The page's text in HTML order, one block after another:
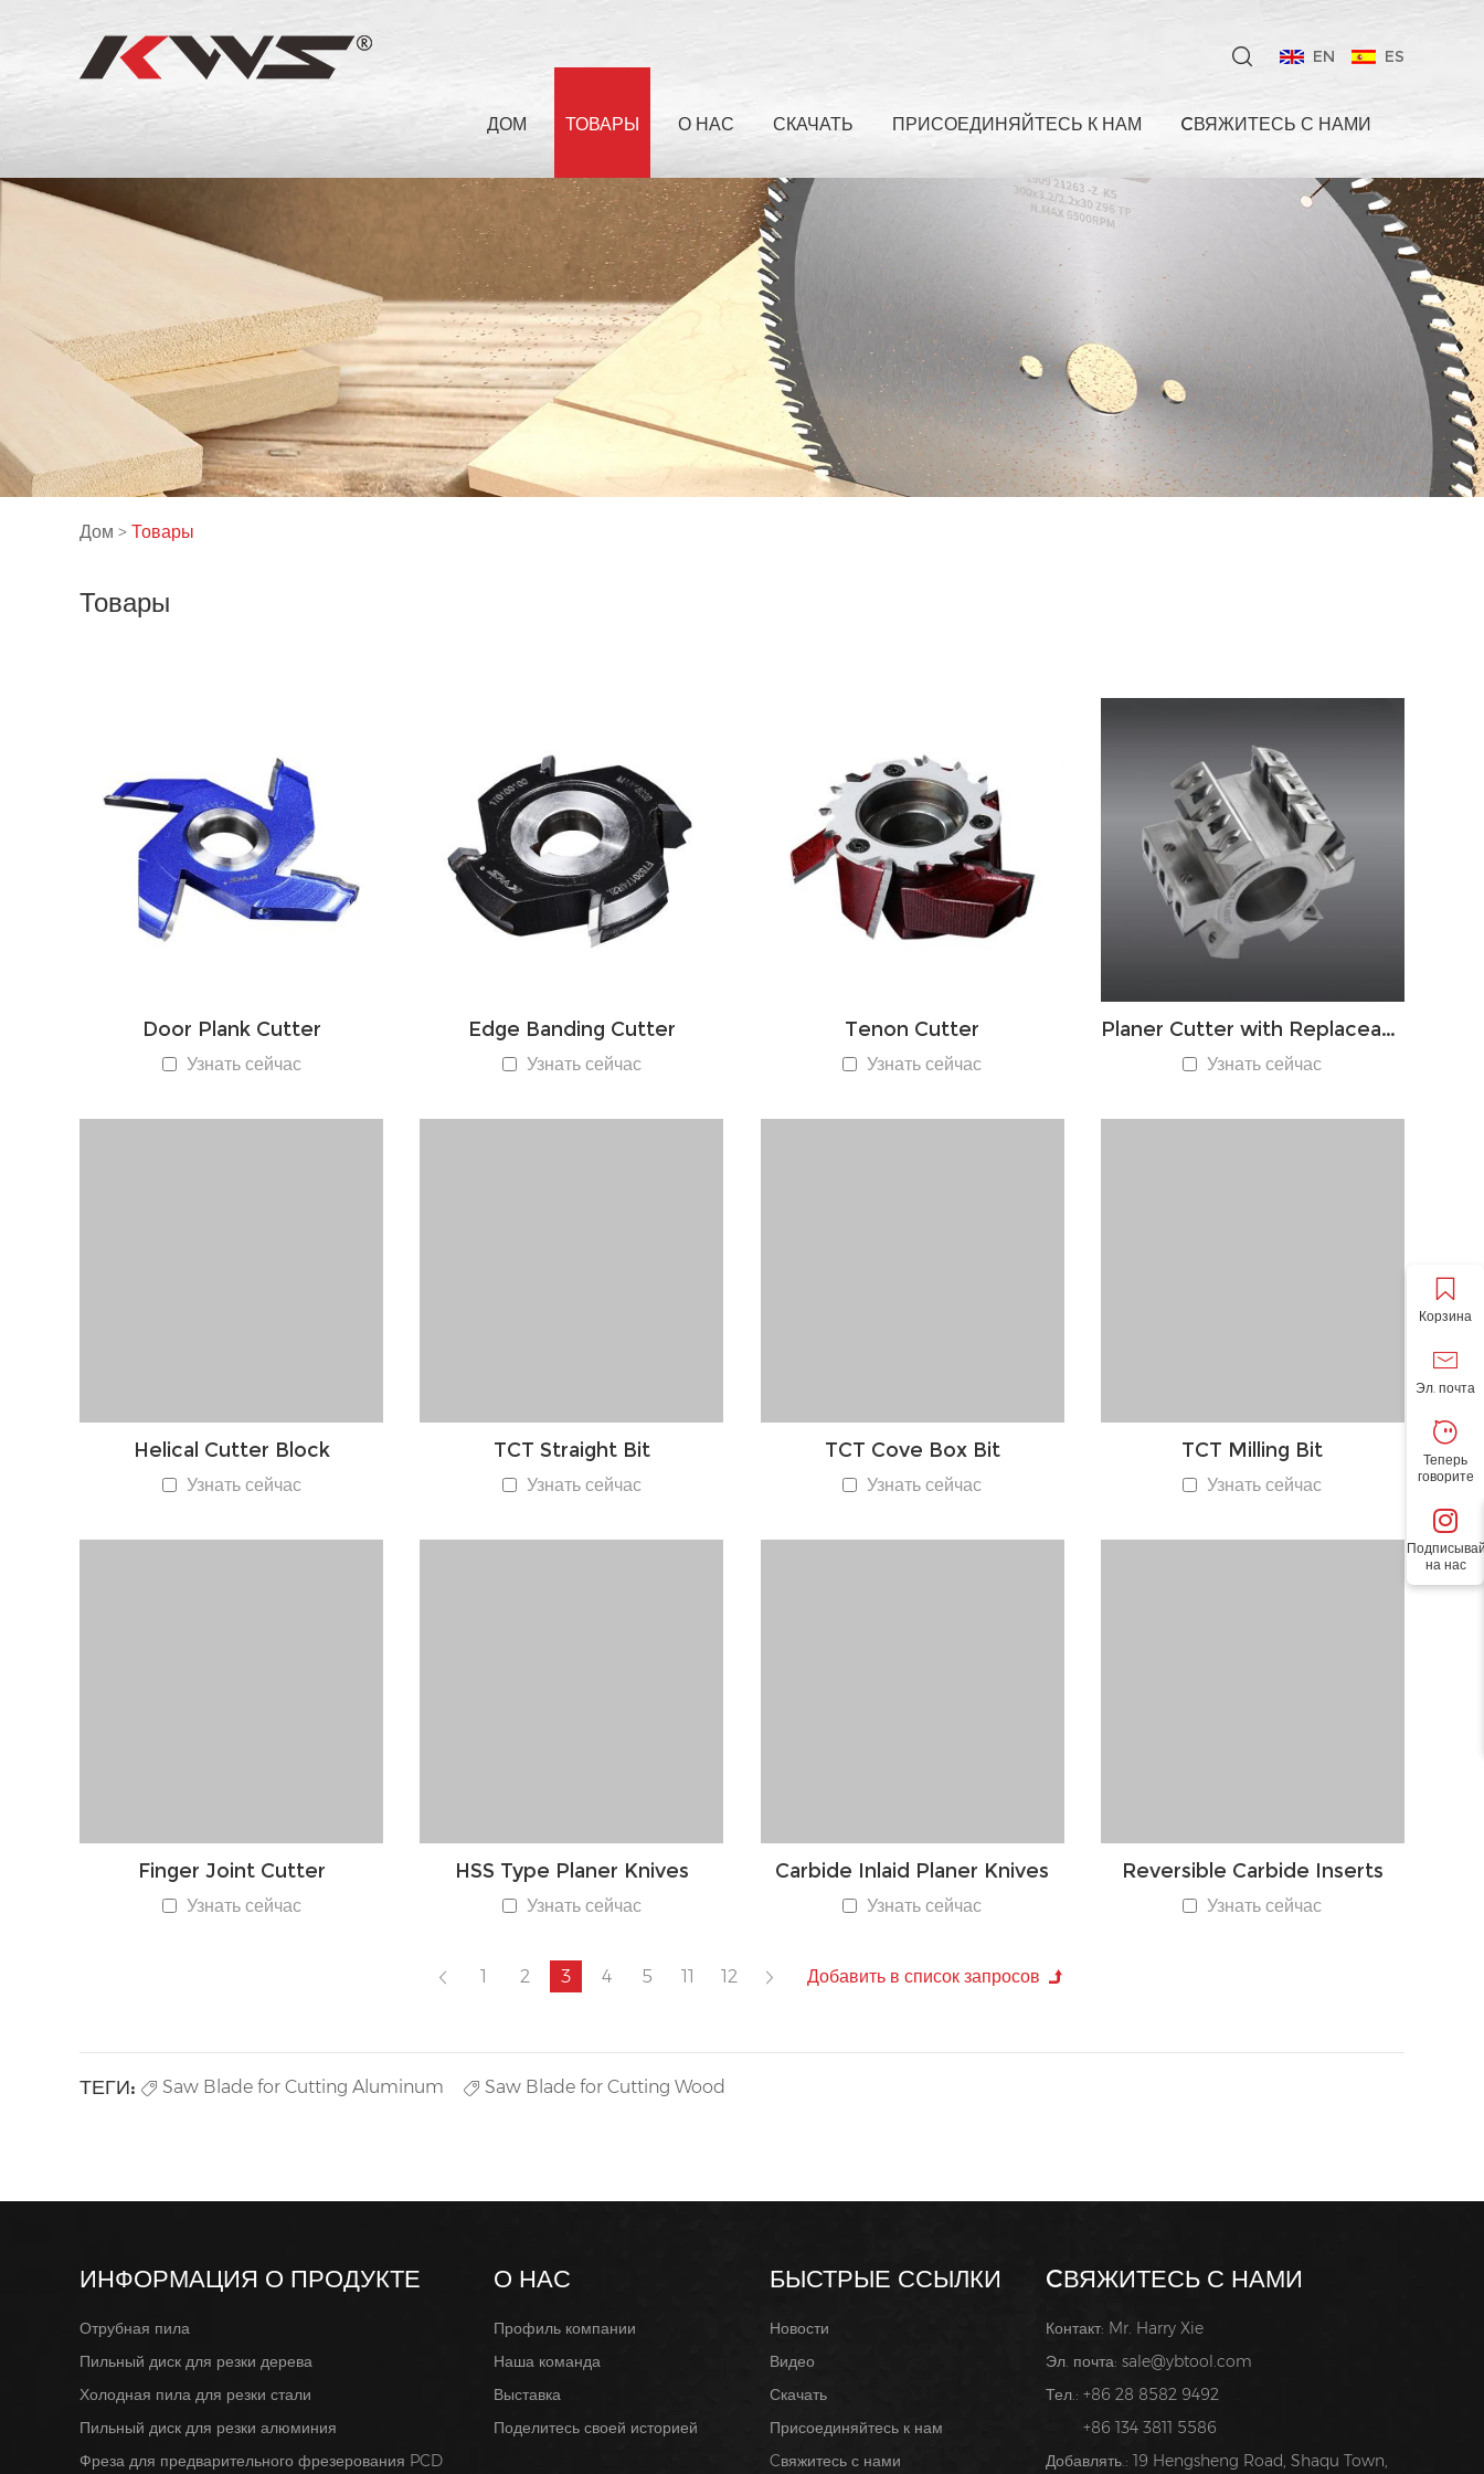
EN ES
ДОМ ТОВАРЫ О НАС СКАЧАТЬ ПРИСОЕДИНЯЙТЕСЬ К НАМ CВЯЖИТЕСЬ С НАМИ
Дом > Товары
Товары
Door Plank Cutter
Узнать сейчас
Edge Banding Cutter
Узнать сейчас
Tenon Cutter
Узнать сейчас
Planer Cutter with Replaceable Blade
Узнать сейчас
Helical Cutter Block
Узнать сейчас
TCT Straight Bit
Узнать сейчас
TCT Cove Box Bit
Узнать сейчас
TCT Milling Bit
Узнать сейчас
Finger Joint Cutter
Узнать сейчас
HSS Type Planer Knives
Узнать сейчас
Carbide Inlaid Planer Knives
Узнать сейчас
Reversible Carbide Inserts
Узнать сейчас
1 2 3 4 5 11 12
ТЕГИ: Saw Blade for Cutting Aluminum Saw Blade for Cutting Wood
ИНФОРМАЦИЯ О ПРОДУКТЕ
Отрубная пила
Пильный диск для резки дерева
Холодная пила для резки стали
Пильный диск для резки алюминия
Фреза для предварительного фрезерования PCD
О НАС
Профиль компании
Наша команда
Выставка
Поделитесь своей историей
БЫСТРЫЕ ССЫЛКИ
Новости
Видео
Скачать
Присоединяйтесь к нам
Cвяжитесь с нами
CВЯЖИТЕСЬ С НАМИ
Контакт: Mr. Harry Xie
Эл. почта: sale@ybtool.com
Тел.: +86 28 8582 9492
+86 134 3811 5586
Добавлять.: 19 Hengsheng Road, Shaqu Town,
Корзина
Эл. почта
Теперь
говорите
на нас